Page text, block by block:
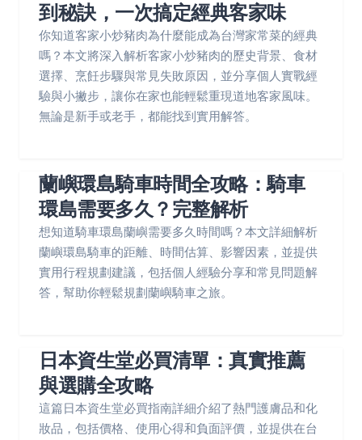
到秘訣，一次搞定經典客家味
你知道客家小炒豬肉為什麼能成為台灣家常菜的經典
嗎？本文將深入解析客家小炒豬肉的歷史背景、食材
選擇、烹飪步驟與常見失敗原因，並分享個人實戰經
驗與小撇步，讓你在家也能輕鬆重現道地客家風味。
無論是新手或老手，都能找到實用解答。
蘭嶼環島騎車時間全攻略：騎車
環島需要多久？完整解析
想知道騎車環島蘭嶼需要多久時間嗎？本文詳細解析
蘭嶼環島騎車的距離、時間估算、影響因素，並提供
實用行程規劃建議，包括個人經驗分享和常見問題解
答，幫助你輕鬆規劃蘭嶼騎車之旅。
日本資生堂必買清單：真實推薦
與選購全攻略
這篇日本資生堂必買指南詳細介紹了熱門護膚品和化
妝品，包括價格、使用心得和負面評價，並提供在台